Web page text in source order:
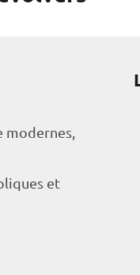
modernes,
et